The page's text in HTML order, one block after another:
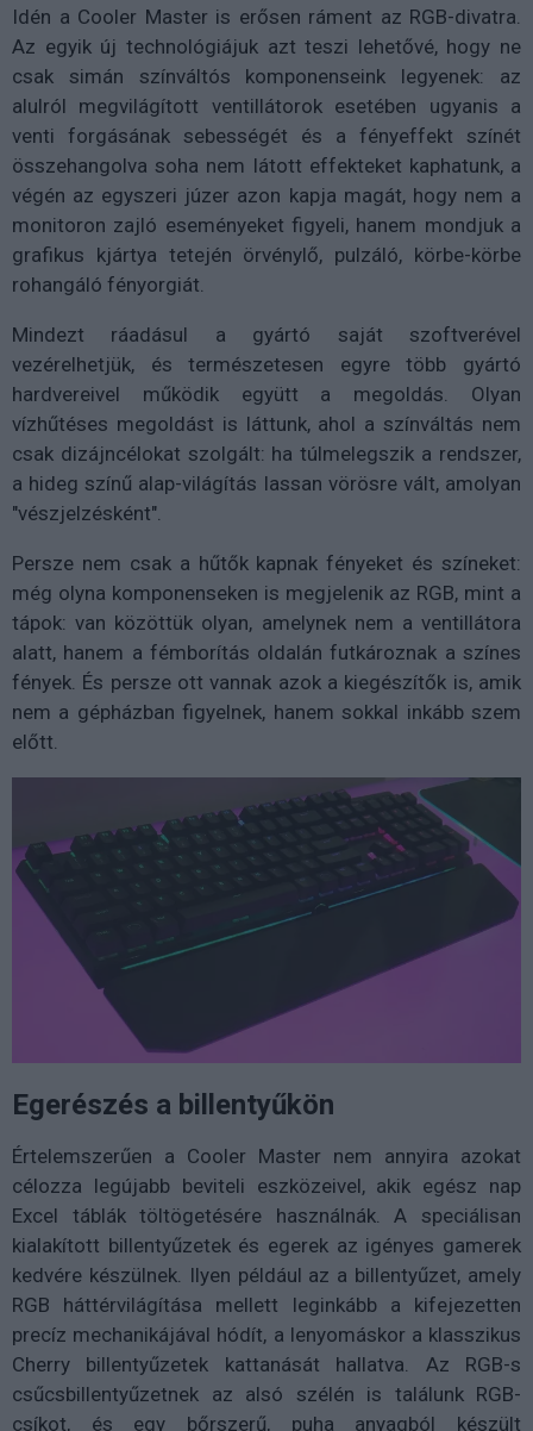
Idén a Cooler Master is erősen ráment az RGB-divatra.
Az egyik új technológiájuk azt teszi lehetővé, hogy ne
csak simán színváltós komponenseink legyenek: az
alulról megvilágított ventillátorok esetében ugyanis a
venti forgásának sebességét és a fényeffekt színét
összehangolva soha nem látott effekteket kaphatunk, a
végén az egyszeri júzer azon kapja magát, hogy nem a
monitoron zajló eseményeket figyeli, hanem mondjuk a
grafikus kjártya tetején örvénylő, pulzáló, körbe-körbe
rohangáló fényorgiát.
Mindezt ráadásul a gyártó saját szoftverével
vezérelhetjük, és természetesen egyre több gyártó
hardvereivel működik együtt a megoldás. Olyan
vízhűtéses megoldást is láttunk, ahol a színváltás nem
csak dizájncélokat szolgált: ha túlmelegszik a rendszer,
a hideg színű alap-világítás lassan vörösre vált, amolyan
"vészjelzésként".
Persze nem csak a hűtők kapnak fényeket és színeket:
még olyna komponenseken is megjelenik az RGB, mint a
tápok: van közöttük olyan, amelynek nem a ventillátora
alatt, hanem a fémborítás oldalán futkároznak a színes
fények. És persze ott vannak azok a kiegészítők is, amik
nem a gépházban figyelnek, hanem sokkal inkább szem
előtt.
Egerészés a billentyűkön
Értelemszerűen a Cooler Master nem annyira azokat
célozza legújabb beviteli eszközeivel, akik egész nap
Excel táblák töltögetésére használnák. A speciálisan
kialakított billentyűzetek és egerek az igényes gamerek
kedvére készülnek. Ilyen például az a billentyűzet, amely
RGB háttérvilágítása mellett leginkább a kifejezetten
precíz mechanikájával hódít, a lenyomáskor a klasszikus
Cherry billentyűzetek kattanását hallatva. Az RGB-s
csűcsbillentyűzetnek az alsó szélén is találunk RGB-
csíkot, és egy bőrszerű, puha anyagból készült